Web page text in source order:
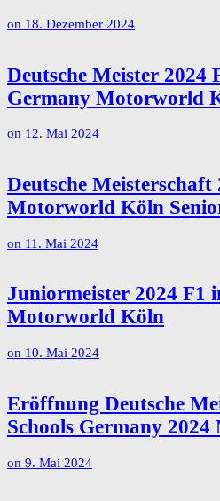
on 18. Dezember 2024
Deutsche Meister 2024
Germany Motorworld
on 12. Mai 2024
Deutsche Meisterschaft
Motorworld Köln
on 11. Mai 2024
Juniormeister 2024 F1
Motorworld Köln
on 10. Mai 2024
Eröffnung Deutsche
Schools Germany
on 9. Mai 2024